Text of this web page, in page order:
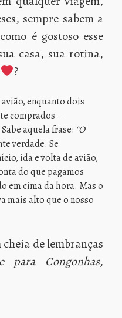
sempre sabem a
é gostoso esse
casa, sua rotina,
?
enquanto dois
comprados –
aquela frase: “O
verdade. Se
ida e volta de avião,
do que pagamos
em cima da hora. Mas o
mais alto que o nosso
de lembranças
para Congonhas,